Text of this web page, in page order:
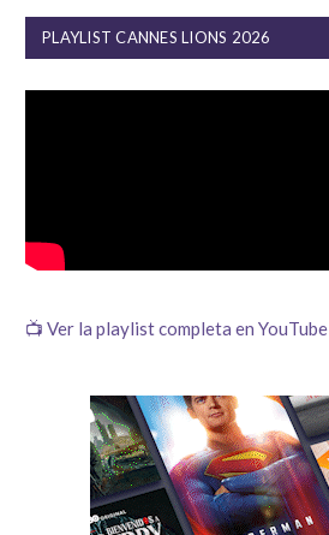
PLAYLIST CANNES LIONS 2026
📺 Ver la playlist completa en YouTube